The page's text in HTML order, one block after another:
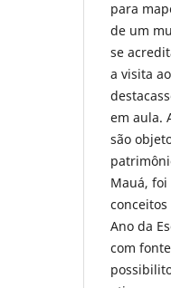
para
de um
se
a visita
em aula.
são
Mauá, foi
Ano da
com